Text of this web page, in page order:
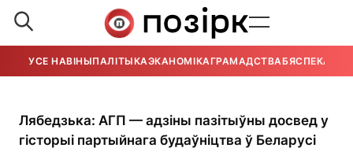
УСЕ НАВІНЫПАЛІТЫКАЭКАНОМІКАГРАМАДСТВАБЯСПЕКА
Лябедзька: АГП — адзіны пазітыўны досвед у
гісторыі партыйнага будаўніцтва ў Беларусі